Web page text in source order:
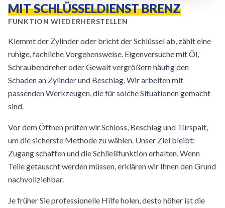
MIT SCHLÜSSELDIENST BRENZ
FUNKTION WIEDERHERSTELLEN
Klemmt der Zylinder oder bricht der Schlüssel ab, zählt eine
ruhige, fachliche Vorgehensweise. Eigenversuche mit Öl,
Schraubendreher oder Gewalt vergrößern häufig den
Schaden an Zylinder und Beschlag. Wir arbeiten mit
passenden Werkzeugen, die für solche Situationen gemacht
sind.
Vor dem Öffnen prüfen wir Schloss, Beschlag und Türspalt,
um die sicherste Methode zu wählen. Unser Ziel bleibt:
Zugang schaffen und die Schließfunktion erhalten. Wenn
Teile getauscht werden müssen, erklären wir Ihnen den Grund
nachvollziehbar.
Je früher Sie professionelle Hilfe holen, desto höher ist die